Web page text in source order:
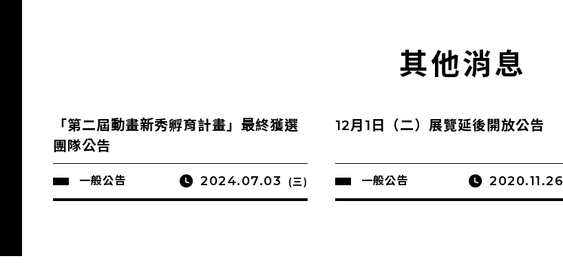
其他消息
「第二屆動畫新秀孵育計畫」最終獲選
團隊公告
一般公告 2024.07.03 (三)
12月1日（二）展覽延後開放公告
一般公告 2020.11.26